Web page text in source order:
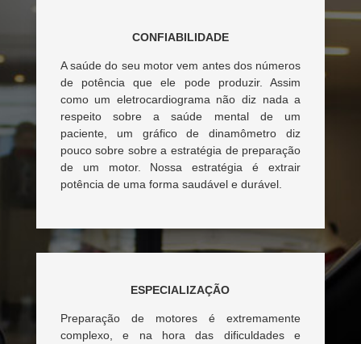
CONFIABILIDADE
A saúde do seu motor vem antes dos números
de potência que ele pode produzir. Assim
como um eletrocardiograma não diz nada a
respeito sobre a saúde mental de um
paciente, um gráfico de dinamômetro diz
pouco sobre sobre a estratégia de preparação
de um motor. Nossa estratégia é extrair
potência de uma forma saudável e durável.
ESPECIALIZAÇÃO
Preparação de motores é extremamente
complexo, e na hora das dificuldades e